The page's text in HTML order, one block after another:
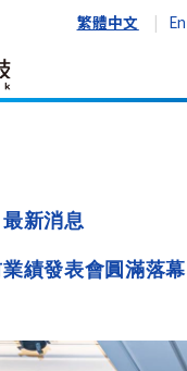
繁體中文
市前業
最新消息
績發表會圓滿落幕